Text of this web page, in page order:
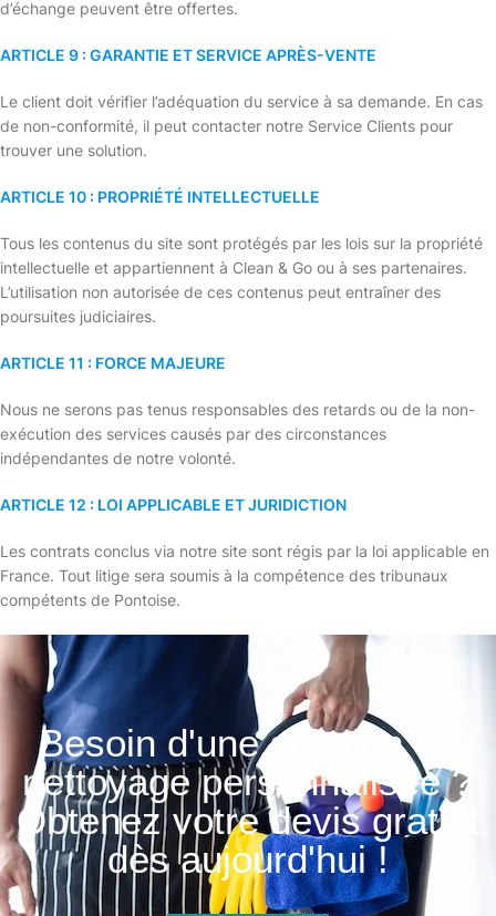
d’échange peuvent être offertes.
ARTICLE 9 : GARANTIE ET SERVICE APRÈS-VENTE
Le client doit vérifier l’adéquation du service à sa demande. En cas
de non-conformité, il peut contacter notre Service Clients pour
trouver une solution.
ARTICLE 10 : PROPRIÉTÉ INTELLECTUELLE
Tous les contenus du site sont protégés par les lois sur la propriété
intellectuelle et appartiennent à Clean & Go ou à ses partenaires.
L’utilisation non autorisée de ces contenus peut entraîner des
poursuites judiciaires.
ARTICLE 11 : FORCE MAJEURE
Nous ne serons pas tenus responsables des retards ou de la non-
exécution des services causés par des circonstances
indépendantes de notre volonté.
ARTICLE 12 : LOI APPLICABLE ET JURIDICTION
Les contrats conclus via notre site sont régis par la loi applicable en
France. Tout litige sera soumis à la compétence des tribunaux
compétents de Pontoise.
Besoin d'une solution de
nettoyage personnalisée ?
Obtenez votre devis gratuit
dès aujourd'hui !